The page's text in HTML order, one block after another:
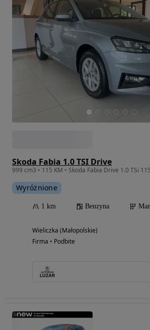
Skoda Fabia 1.0 TSI Drive
999 cm3 • 115 KM • Skoda Fabia Drive 1.0 TSi
Wyróżnione
1 km Benzyna
Wieliczka (Małopolskie)
Firma • Podbite